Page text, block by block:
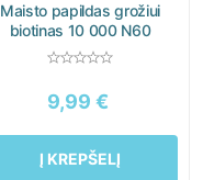
Maisto papildas grožiui
biotinas 10 000 N60
9,99 €
Į KREPŠELĮ